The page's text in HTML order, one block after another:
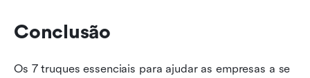
Conclusão
Os 7 truques essenciais para ajudar as empresas a se